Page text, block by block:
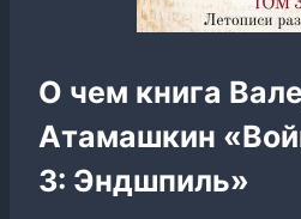
О чем книга
Атамашкин
3: Эндшпиль»